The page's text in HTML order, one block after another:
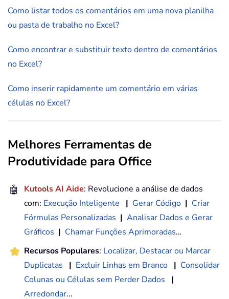
Como listar todos os comentários em uma nova planilha
ou pasta de trabalho no Excel?
Como encontrar e substituir texto dentro de comentários
no Excel?
Como inserir rapidamente um comentário em várias
células no Excel?
Melhores Ferramentas de
Produtividade para Office
🤖 Kutools AI Aide: Revolucione a análise de dados
com: Execução Inteligente | Gerar Código | Criar
Fórmulas Personalizadas | Analisar Dados e Gerar
Gráficos | Chamar Funções Aprimoradas…
Recursos Populares: Localizar, Destacar ou Marcar
Duplicatas
| Excluir Linhas em Branco | Consolidar
Colunas ou Células sem Perder Dados
|
Arredondar...